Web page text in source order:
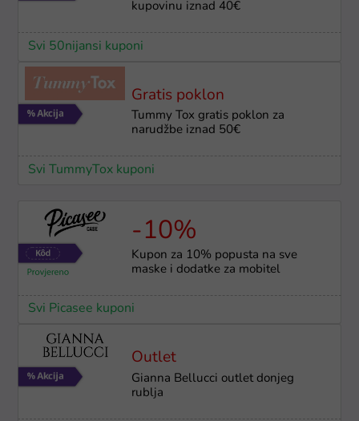
kupovinu iznad 40€
Svi 50nijansi kuponi
Gratis poklon
Tummy Tox gratis poklon za
narudžbe iznad 50€
Svi TummyTox kuponi
-10%
Kupon za 10% popusta na sve
maske i dodatke za mobitel
Svi Picasee kuponi
Outlet
Gianna Bellucci outlet donjeg
rublja